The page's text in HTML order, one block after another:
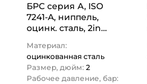
БРС серия А, ISO
7241-A, ниппель,
оцинк. сталь, 2in
Материал:
оцинкованная сталь
Размер, дюйм: 2
Рабочее давление, бар: